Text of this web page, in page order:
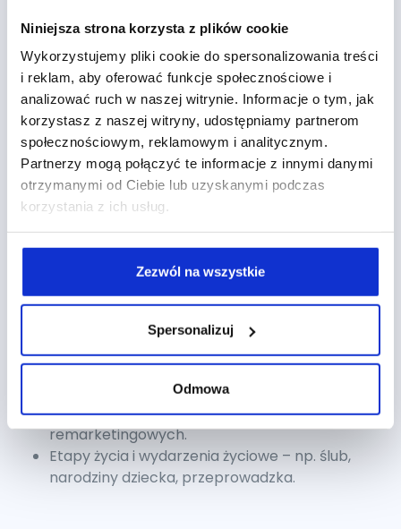
Niniejsza strona korzysta z plików cookie
Wykorzystujemy pliki cookie do spersonalizowania treści
i reklam, aby oferować funkcje społecznościowe i
analizować ruch w naszej witrynie. Informacje o tym, jak
korzystasz z naszej witryny, udostępniamy partnerom
społecznościowym, reklamowym i analitycznym.
Partnerzy mogą połączyć te informacje z innymi danymi
otrzymanymi od Ciebie lub uzyskanymi podczas
korzystania z ich usług.
Zezwól na wszystkie
Spersonalizuj
Odmowa
Dane demograficzne – wiek, płeć, lokalizacja,
język.
Zainteresowania – hobby, aktywności
użytkowników, rozrywka, styl życia, sporty.
Urządzenia i technologie – reklama może być
skierowana do użytkowników korzystających
wyłącznie z określonych urządzeń (np. telefony
z systemem Android).
Aktywności na innych platformach – np.
użytkownicy korzystający z Instagrama czy
Baza danych klientów – np. listy aktywnych
Remarketing – osoby, które weszły już w
interakcję ze stronę internetową, fanpage lub
reklamą.
Listy podobnych odbiorców – nowe osoby,
które mają podobne cechy do określonych
odbiorców z utworzonych wcześniej list
remarketingowych.
Etapy życia i wydarzenia życiowe – np. ślub,
narodziny dziecka, przeprowadzka.